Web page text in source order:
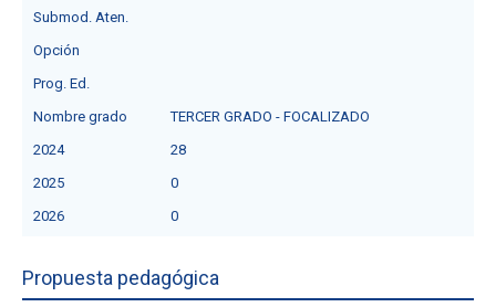
Submod. Aten.
Opción
Prog. Ed.
Nombre grado
TERCER GRADO - FOCALIZADO
2024
28
2025
0
2026
0
Propuesta pedagógica